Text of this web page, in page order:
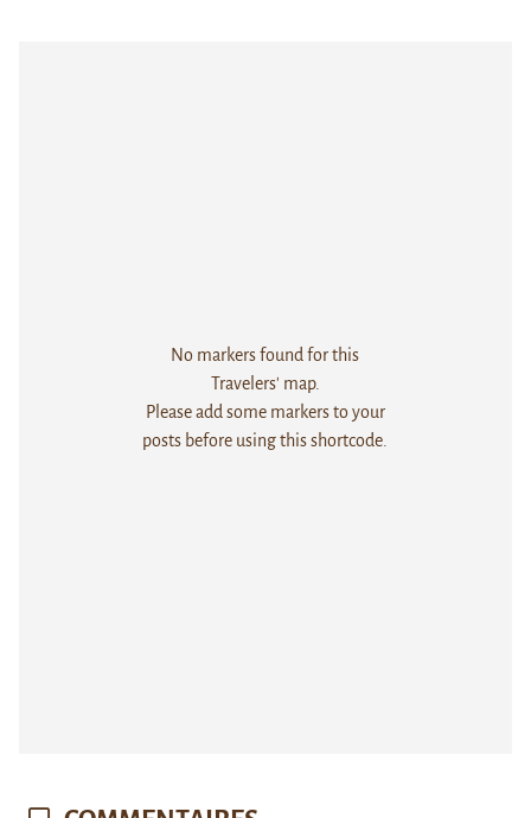
No markers found for this
Travelers' map.
Please add some markers to your
posts before using this shortcode.